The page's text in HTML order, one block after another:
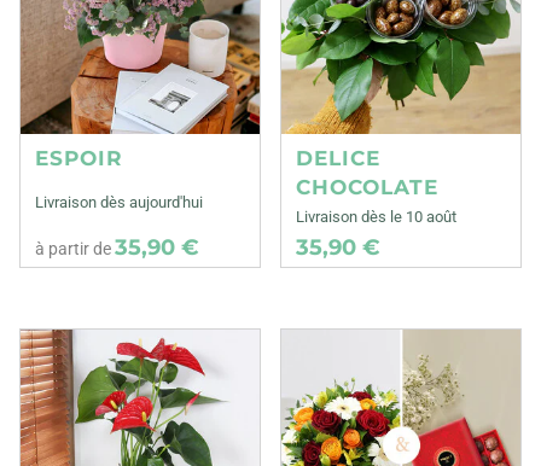
ESPOIR
Livraison dès aujourd'hui
à partir de35,90 €
DELICE
CHOCOLATE
Livraison dès le 10 août
35,90 €